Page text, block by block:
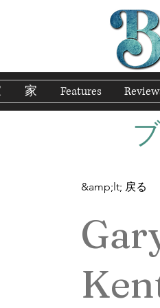
家 Features
&amp;lt; 戻る